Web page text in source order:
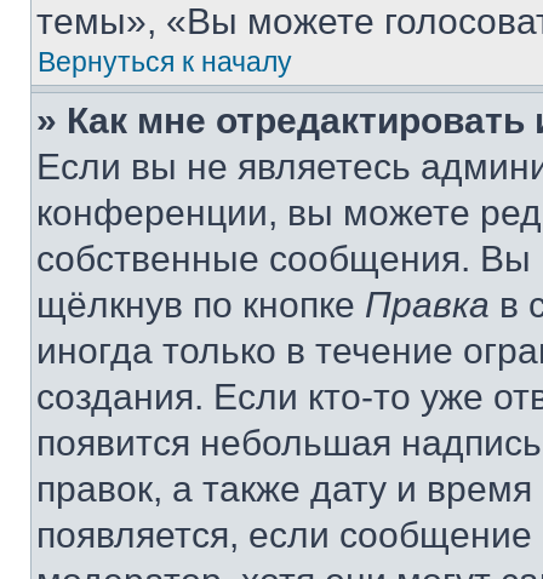
темы», «Вы можете
Вернуться к началу
» Как мне
Если вы не являетесь
конференции, вы можете
собственные сообщения. Вы
щёлкнув по кнопке Правка в
иногда только в течение
создания. Если кто-то уже
появится небольшая
правок, а также дату и
появляется, если